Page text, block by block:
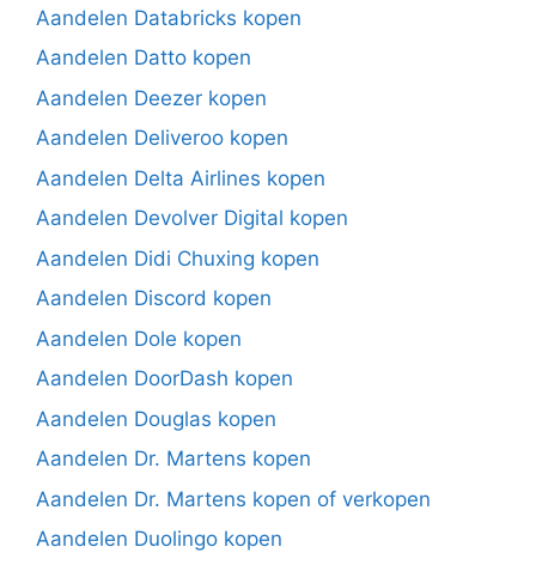
Aandelen Databricks kopen
Aandelen Datto kopen
Aandelen Deezer kopen
Aandelen Deliveroo kopen
Aandelen Delta Airlines kopen
Aandelen Devolver Digital kopen
Aandelen Didi Chuxing kopen
Aandelen Discord kopen
Aandelen Dole kopen
Aandelen DoorDash kopen
Aandelen Douglas kopen
Aandelen Dr. Martens kopen
Aandelen Dr. Martens kopen of verkopen
Aandelen Duolingo kopen